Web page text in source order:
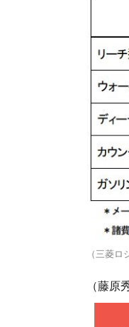
（三菱ロ
（藤原